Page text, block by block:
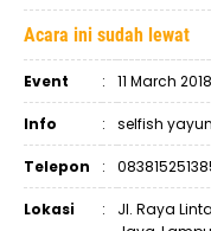
Acara ini sudah lewat
Event : 11 March
Info : selfish yayun
Telepon :
Lokasi :
Jl. Raya